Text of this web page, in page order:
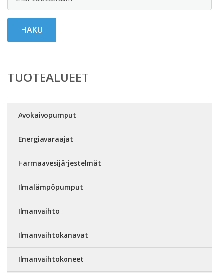
HAKU
TUOTEALUEET
Avokaivopumput
Energiavaraajat
Harmaavesijärjestelmät
Ilmalämpöpumput
Ilmanvaihto
Ilmanvaihtokanavat
Ilmanvaihtokoneet